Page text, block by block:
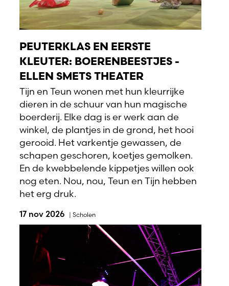
PEUTERKLAS EN EERSTE
KLEUTER: BOERENBEESTJES -
ELLEN SMETS THEATER
Tijn en Teun wonen met hun kleurrijke
dieren in de schuur van hun magische
boerderij. Elke dag is er werk aan de
winkel, de plantjes in de grond, het hooi
gerooid. Het varkentje gewassen, de
schapen geschoren, koetjes gemolken.
En de kwebbelende kippetjes willen ook
nog eten. Nou, nou, Teun en Tijn hebben
het erg druk.
17 nov 2026 | Scholen